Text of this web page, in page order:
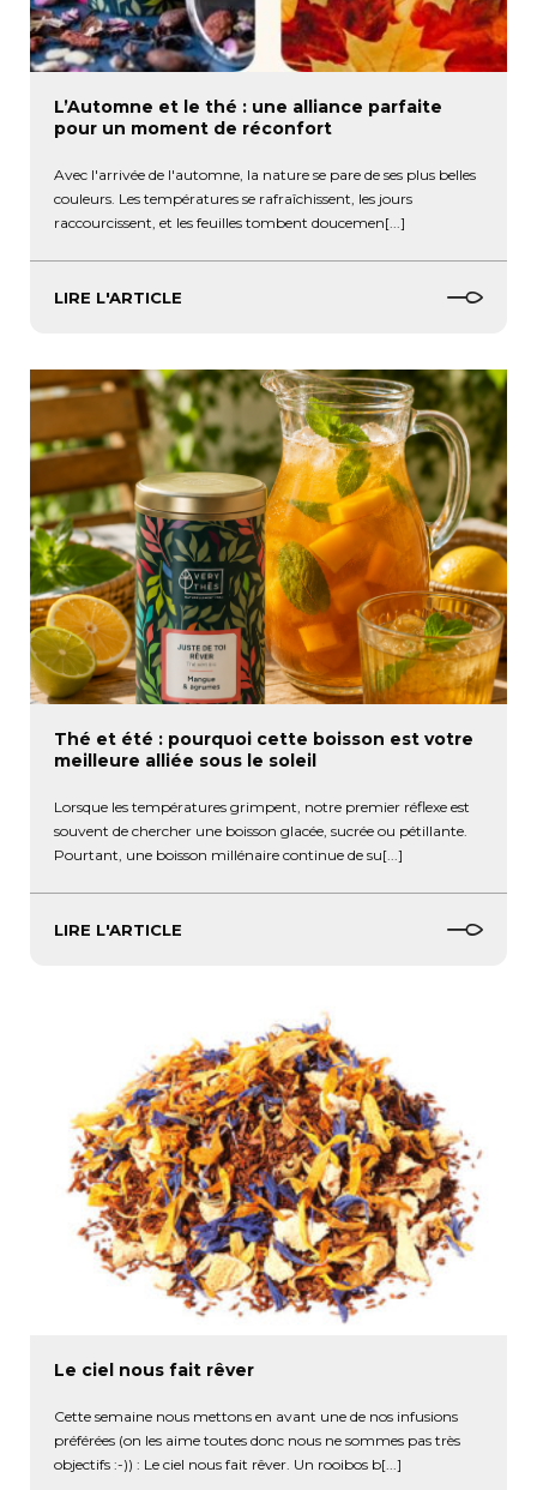
L’Automne et le thé : une alliance parfaite
pour un moment de réconfort
Avec l'arrivée de l'automne, la nature se pare de ses plus belles
couleurs. Les températures se rafraîchissent, les jours
raccourcissent, et les feuilles tombent doucemen[...]
LIRE L'ARTICLE
Thé et été : pourquoi cette boisson est votre
meilleure alliée sous le soleil
Lorsque les températures grimpent, notre premier réflexe est
souvent de chercher une boisson glacée, sucrée ou pétillante.
Pourtant, une boisson millénaire continue de su[...]
LIRE L'ARTICLE
Le ciel nous fait rêver
Cette semaine nous mettons en avant une de nos infusions
préférées (on les aime toutes donc nous ne sommes pas très
objectifs :-)) : Le ciel nous fait rêver. Un rooibos b[...]